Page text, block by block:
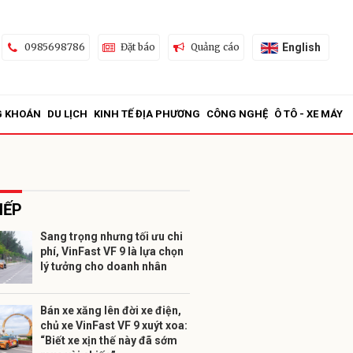
0985698786 Đặt báo Quảng cáo English
KHOÁN DU LỊCH KINH TẾ ĐỊA PHƯƠNG CÔNG NGHỆ Ô TÔ - XE MÁY
Sang trọng nhưng tối ưu chi
phí, VinFast VF 9 là lựa chọn
lý tưởng cho doanh nhân
Bán xe xăng lên đời xe điện,
chủ xe VinFast VF 9 xuýt xoa:
“Biết xe xịn thế này đã sớm